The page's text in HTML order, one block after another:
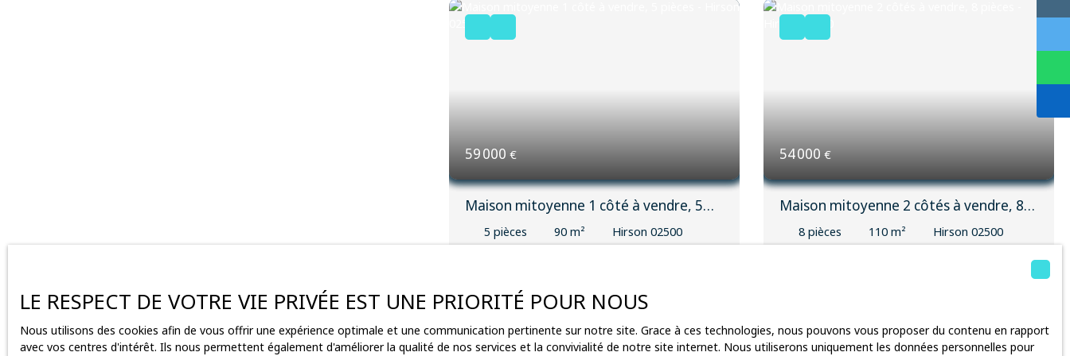
59 000 €
Maison mitoyenne 1 côté à vendre, 5
pièces - Hirson 02500
5 pièces 90 m²
Hirson 02500
cuisine aménagée, salle d'eau et WC A l'étage un
qu'un bureau Terrain non attenant à la maison
54 000 €
Maison mitoyenne 2 côtés à vendre, 8
pièces - Hirson 02500
8 pièces 110 m²
Hirson 02500
d'eau avec WC. A l'étage un palier donnant accès
sur trois chambres Terrain clôturé *Photos
LE RESPECT DE VOTRE VIE PRIVÉE EST UNE PRIORITÉ POUR NOUS
Nous utilisons des cookies afin de vous offrir une expérience optimale et une communication pertinente sur notre site. Grace à ces technologies, nous pouvons vous proposer du contenu en rapport
avec vos centres d'intérêt. Ils nous permettent également d'améliorer la qualité de nos services et la convivialité de notre site internet. Nous utiliserons uniquement les données personnelles pour